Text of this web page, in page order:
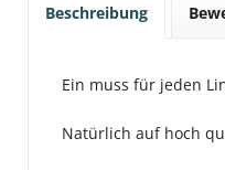
Beschreibung
Ein muss für jeden
Natürlich auf hoch